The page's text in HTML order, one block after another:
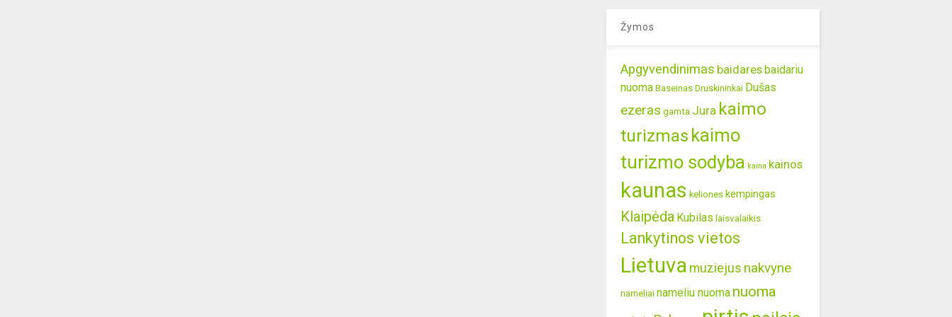
Žymos
Apgyvendinimas baidaresbaidariu
nuoma Baseinas Druskininkai Dušas
ezeras gamta Jura kaimo
turizmas kaimo
turizmo sodyba kaina kainos
kaunas keliones kempingas
Klaipėda Kubilas laisvalaikis
Lankytinos vietos
Lietuva muziejus nakvyne
nameliai nameliu nuoma nuoma